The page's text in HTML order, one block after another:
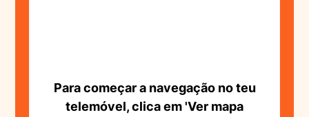
Para começar a navegação no teu
telemóvel, clica em 'Ver mapa